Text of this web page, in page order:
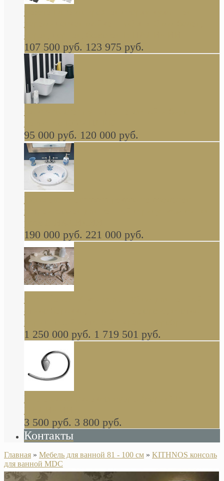
керамическая мойка 1160 x 510 мм белая,
серая, черная, бежевая В НАЛИЧИИ
107 500 руб. 123 975 руб.
навесное КОМПЛЕКТ
95 000 руб. 120 000 руб.
Decorated Bathroom раковина овальная
встраиваемая для ванной с рисунком синяя
роза В НАЛИЧИИ
190 000 руб. 221 000 руб.
стиле барокко, из массива дерева, светло
коричневый матовый окрас + серебро
1 250 000 руб. 1 719 501 руб.
Khala Colombo аксессуары (серия) В
НАЛИЧИИ
3 500 руб. 3 800 руб.
Контакты
Главная » Мебель для ванной 81 - 100 см » KITHNOS консоль
для ванной MDC